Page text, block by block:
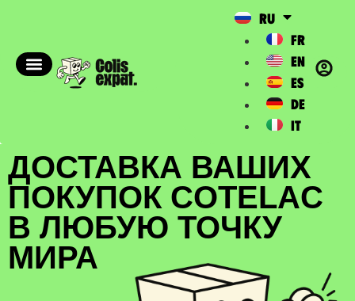
RU
FR
EN
ES
DE
IT
ДОСТАВКА ВАШИХ
ПОКУПОК COTELAC
В ЛЮБУЮ ТОЧКУ
МИРА